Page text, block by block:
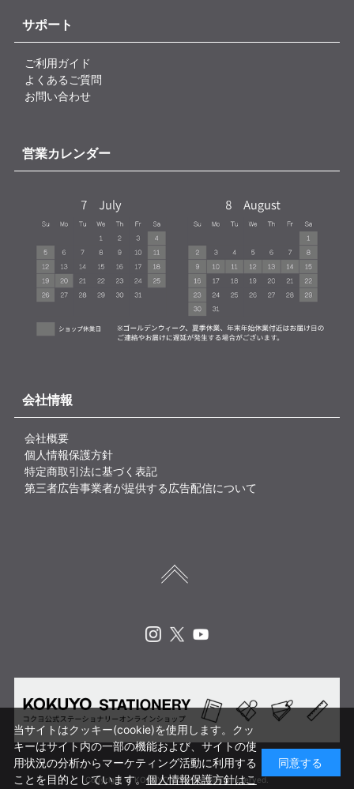
サポート
ご利用ガイド
よくあるご質問
お問い合わせ
営業カレンダー
会社情報
会社概要
個人情報保護方針
特定商取引法に基づく表記
第三者広告事業者が提供する広告配信について
Copyright © KOKUYO CORP. All rights reserved.
当サイトはクッキー(cookie)を使用します。クッ
キーはサイト内の一部の機能および、サイトの使
用状況の分析からマーケティング活動に利用する
ことを目的としています。個人情報保護方針はこ
同意する